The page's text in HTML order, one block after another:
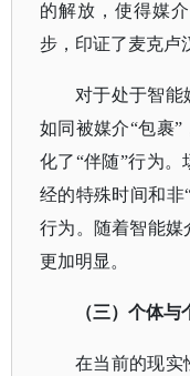
的解放，使得媒
步，印证了麦克卢
对于处于智能
如同被媒介“包裹”
化了“伴随”行为
经的特殊时间和非
行为。随着智能媒
更加明显。
（三）个体
在当前的现实